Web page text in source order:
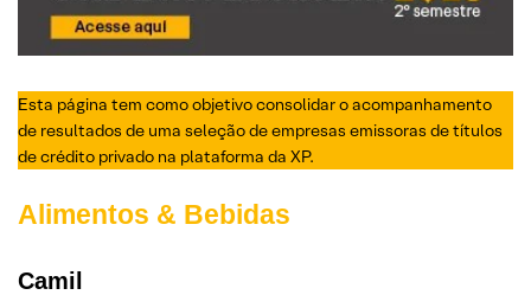
Esta página tem como objetivo consolidar o acompanhamento
de resultados de uma seleção de empresas emissoras de títulos
de crédito privado na plataforma da XP.
Alimentos & Bebidas
Camil